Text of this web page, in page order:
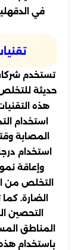
في
تستخدم
حديثة
هذه
استخدام
المصابة
استخدام
وإعاقة
التخلص من
الضارة.
التحصين
المناطق
باستخدام